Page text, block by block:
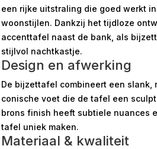
een rijke uitstraling die goed werkt
woonstijlen. Dankzij het tijdloze
accenttafel naast de bank, als
stijlvol nachtkastje.
Design en afwerking
De bijzettafel combineert een slank,
conische voet die de tafel een
brons finish heeft subtiele nuances
tafel uniek maken.
Materiaal & kwaliteit